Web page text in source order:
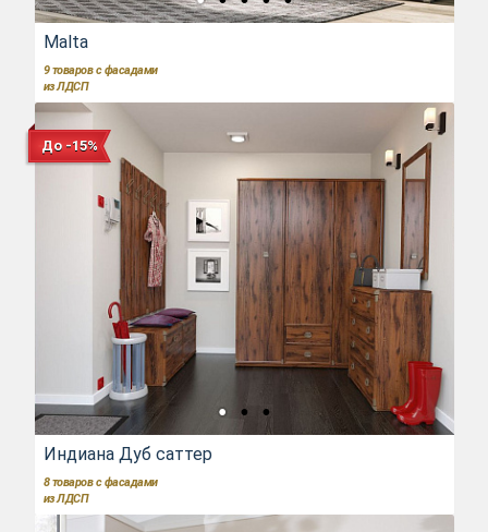
Malta
9 товаров с фасадами
из ЛДСП
До -15%
Индиана Дуб саттер
8 товаров с фасадами
из ЛДСП